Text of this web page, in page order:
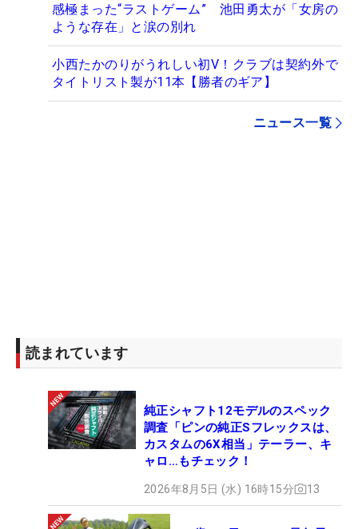
感極まった“ラストゲーム” 池田勇太が「女房の
ような存在」と涙の別れ
小西たかのりがうれしい初V！クラブは契約外で
タイトリスト製が11本【勝者のギア】
ニュース一覧
読まれています
純正シャフト12モデルのスペック
調査「ピンの純正Sフレックスは、
カスタムの6X相当」テーラー、キ
ャロ…もチェック！
2026年8月5日 (水) 16時15分 13